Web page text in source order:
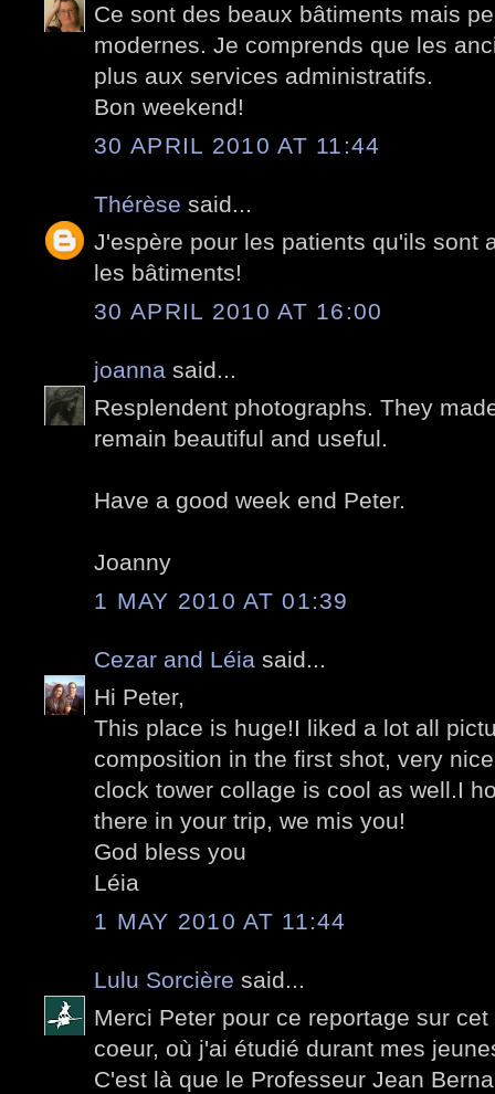
Ce sont des beaux bâtiments mais
modernes. Je comprends que les
plus aux services administratifs.
Bon weekend!
30 APRIL 2010 AT 11:44
Thérèse said...
J'espère pour les patients qu'ils sont
les bâtiments!
30 APRIL 2010 AT 16:00
joanna said...
Resplendent photographs. They
remain beautiful and useful.
Have a good week end Peter.
Joanny
1 MAY 2010 AT 01:39
Cezar and Léia said...
Hi Peter,
This place is huge!I liked a lot all
composition in the first shot, very
clock tower collage is cool as well.I
there in your trip, we mis you!
God bless you
Léia
1 MAY 2010 AT 11:44
Lulu Sorcière said...
Merci Peter pour ce reportage sur
coeur, où j'ai étudié durant mes
C'est là que le Professeur Jean